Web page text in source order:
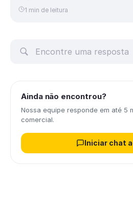
1 min de leitura
Ainda não encontrou?
Nossa equipe responde em até 5
comercial.
Iniciar chat